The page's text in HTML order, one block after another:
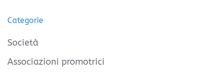
Categorie
Società
Associazioni promotrici